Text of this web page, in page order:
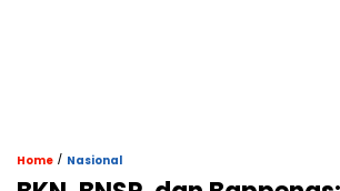
Home / Nasional